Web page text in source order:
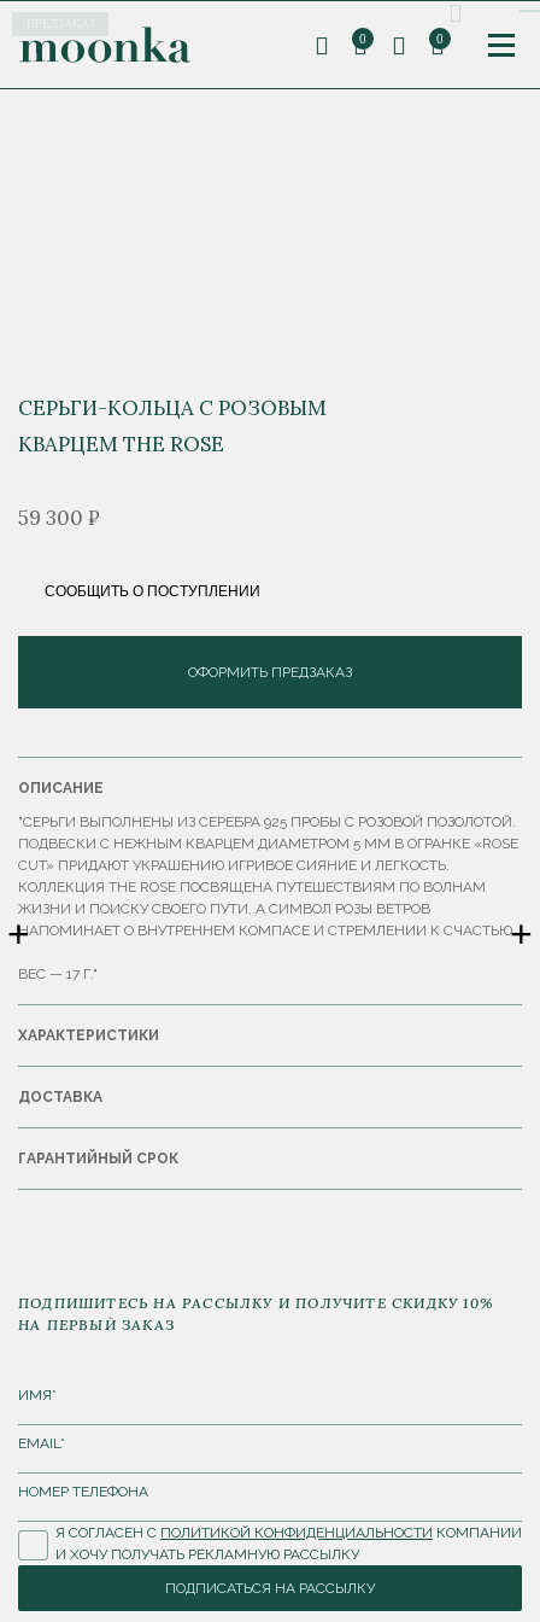
0 0
+ +
СЕРЬГИ-КОЛЬЦА С РОЗОВЫМ
КВАРЦЕМ THE ROSE
59 300 ₽
СООБЩИТЬ О ПОСТУПЛЕНИИ
ОФОРМИТЬ ПРЕДЗАКАЗ
ОПИСАНИЕ
"СЕРЬГИ ВЫПОЛНЕНЫ ИЗ СЕРЕБРА 925 ПРОБЫ С РОЗОВОЙ ПОЗОЛОТОЙ.
ПОДВЕСКИ С НЕЖНЫМ КВАРЦЕМ ДИАМЕТРОМ 5 ММ В ОГРАНКЕ «ROSE
CUT» ПРИДАЮТ УКРАШЕНИЮ ИГРИВОЕ СИЯНИЕ И ЛЕГКОСТЬ.
КОЛЛЕКЦИЯ THE ROSE ПОСВЯЩЕНА ПУТЕШЕСТВИЯМ ПО ВОЛНАМ
ЖИЗНИ И ПОИСКУ СВОЕГО ПУТИ, А СИМВОЛ РОЗЫ ВЕТРОВ
НАПОМИНАЕТ О ВНУТРЕННЕМ КОМПАСЕ И СТРЕМЛЕНИИ К СЧАСТЬЮ.
ВЕС — 17 Г."
ХАРАКТЕРИСТИКИ
ДОСТАВКА
ГАРАНТИЙНЫЙ СРОК
ПОДПИШИТЕСЬ НА РАССЫЛКУ И ПОЛУЧИТЕ СКИДКУ 10%
НА ПЕРВЫЙ ЗАКАЗ
Я СОГЛАСЕН С ПОЛИТИКОЙ КОНФИДЕНЦИАЛЬНОСТИ КОМПАНИИ
И ХОЧУ ПОЛУЧАТЬ РЕКЛАМНУЮ РАССЫЛКУ
ПОДПИСАТЬСЯ НА РАССЫЛКУ